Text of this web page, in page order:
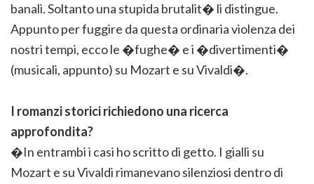
banali. Soltanto una stupida brutalit� li distingue.
Appunto per fuggire da questa ordinaria violenza dei
nostri tempi, ecco le �fughe� e i �divertimenti�
(musicali, appunto) su Mozart e su Vivaldi�.
I romanzi storici richiedono una ricerca
approfondita?
�In entrambi i casi ho scritto di getto. I gialli su
Mozart e su Vivaldi rimanevano silenziosi dentro di